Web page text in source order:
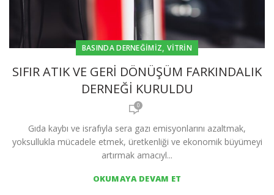
BASINDA DERNEĞIMIZ,VITRIN
SIFIR ATIK VE GERİ DÖNÜŞÜM FARKINDALIK
DERNEĞİ KURULDU
0
Gıda kaybı ve israfıyla sera gazı emisyonlarını azaltmak,
yoksullukla mücadele etmek, üretkenliği ve ekonomik büyümeyi
artırmak amacıyl...
OKUMAYA DEVAM ET